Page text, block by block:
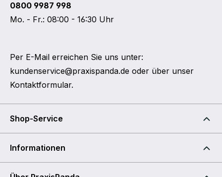
0800 9987 998
Mo. - Fr.: 08:00 - 16:30 Uhr
Per E-Mail erreichen Sie uns unter:
kundenservice@praxispanda.de oder über unser
Kontaktformular.
Shop-Service
Informationen